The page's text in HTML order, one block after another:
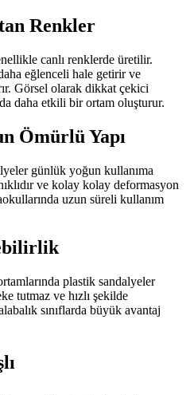
Renkler
canlı renklerde üretilir.
eğlenceli hale getirir ve
Görsel olarak dikkat çekici
daha etkili bir ortam oluşturur.
Ömürlü Yapı
günlük yoğun kullanıma
ve kolay kolay deformasyon
uzun süreli kullanım
plastik sandalyeler
tutmaz ve hızlı şekilde
sınıflarda büyük avantaj